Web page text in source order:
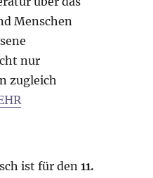
Menschen
nur
zugleich
ist für den11.